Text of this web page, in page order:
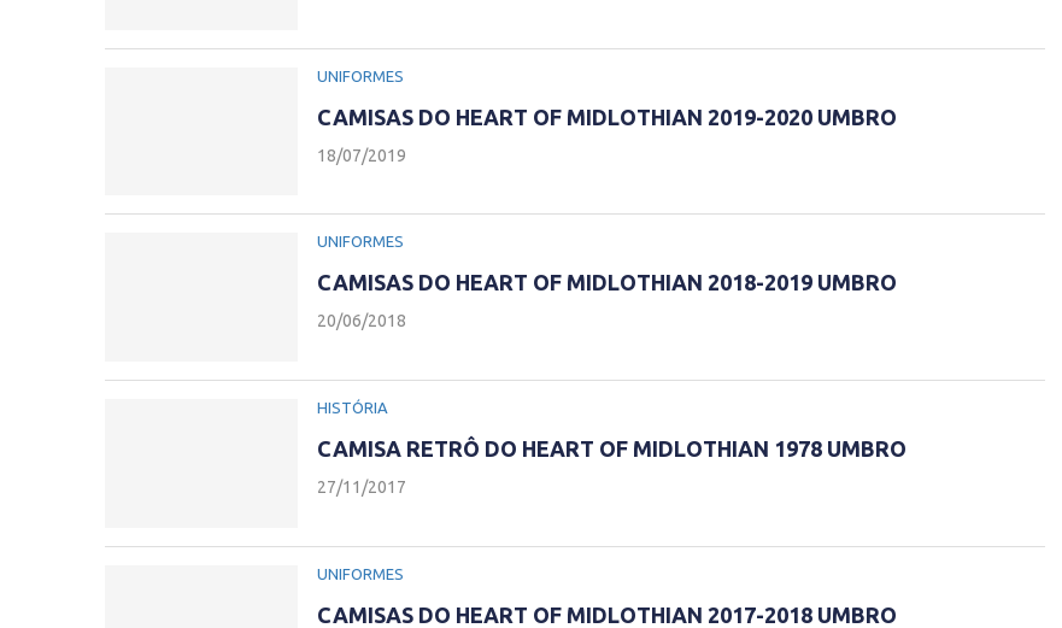
UNIFORMES
CAMISAS DO HEART OF MIDLOTHIAN 2019-2020 UMBRO
18/07/2019
UNIFORMES
CAMISAS DO HEART OF MIDLOTHIAN 2018-2019 UMBRO
20/06/2018
HISTÓRIA
CAMISA RETRÔ DO HEART OF MIDLOTHIAN 1978 UMBRO
27/11/2017
UNIFORMES
CAMISAS DO HEART OF MIDLOTHIAN 2017-2018 UMBRO